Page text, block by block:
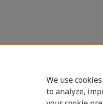
We use
to analyze,